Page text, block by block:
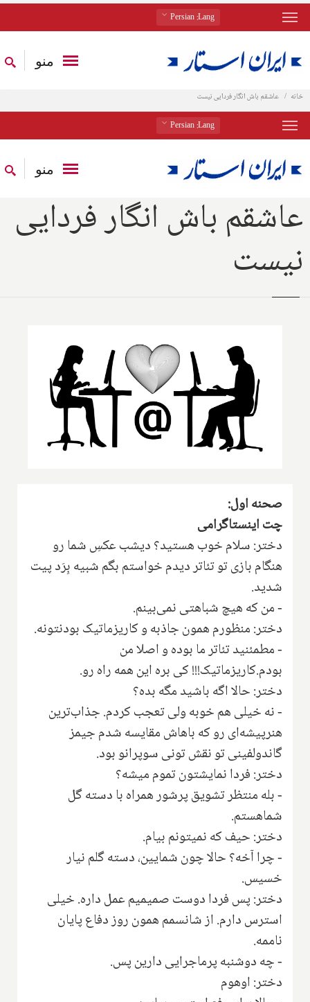
Lang
: Persian
منو
خانه عاشقم باش انگار فردایی نیست
Lang
: Persian
منو
عاشقم باش انگار فردایی
نیست
صحنه اول:
چت اینستاگرامی
دختر: سلام خوب هستید‌؟ دیشب عکسِ شما رو
هنگام بازی تو تئاتر دیدم خواستم بگم شبیه بِرَد پیت
شدید.
- من که هیچ شباهتی نمی‌بینم.
دختر: منظورم همون جاذبه و کاریزماتیک بودنتونه.
- مطمئنید تئاتر ما بوده و اصلا من
بودم.کاریزماتیک!!! کی بره این همه راه رو.
دختر: حالا اگه باشید مگه بده؟
‌- نه خیلی هم خوبه ولی تعجب کردم. جذاب‌ترین
هنرپیشه‌ای رو که باهاش مقایسه شدم جیمز
گاندولفینی تو نقش تونی سوپرانو بود.
دختر: فردا نمایشتون تموم میشه؟
‌- بله منتظر تشویق پرشور همراه با دسته گل
شماهستم.
دختر: حیف که نمیتونم بیام.
- چرا آخه؟ حالا چون شمایین، دسته گلم نیار
خسیس.
دختر: پس فردا دوست صمیمیم عمل داره. خیلی
استرس دارم. از شانسمم همون روز دفاع پایان
ناممه.
‌- چه دوشنبه پرماجرایی دارین پس.
دختر: اوهوم